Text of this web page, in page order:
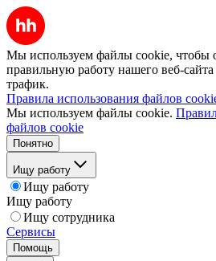
Мы используем файлы cookie, чтобы
правильную работу нашего веб-сайта
трафик.
Правила использования файлов
Мы используем файлы cookie.
файлов cookie
Понятно
Ищу работу
Ищу работу
Ищу работу
Ищу сотрудника
Сервисы
Помощь